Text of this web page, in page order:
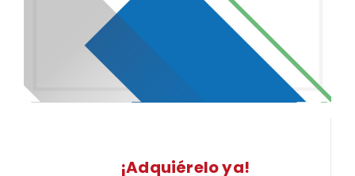
¡Adquiérelo ya!